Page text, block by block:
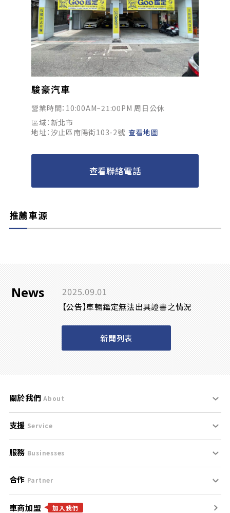
駿豪汽車
營業時間：10:00AM~21:00PM 周日公休
區域：新北市
地址：汐止區南陽街103-2號 查看地圖
查看聯絡電話
推薦車源
News 2025.09.01
【公告】車輛鑑定無法出具證書之情況
新聞列表
關於我們 About
刊登規範
服務條款
免責聲明
隱私權政策
支援 Service
支援中心
聯絡我們
服務 Businesses
什麼是Goo鑑定？
找好車
合作 Partner
合作夥伴
車商加盟 加入我們